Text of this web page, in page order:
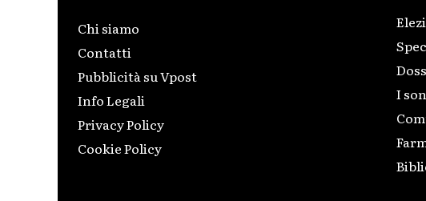
Chi siamo
Contatti
Pubblicità su Vpost
Info Legali
Privacy Policy
Cookie Policy
I